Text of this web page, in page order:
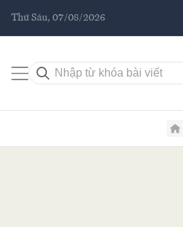
Thứ Sáu, 07/08/2026